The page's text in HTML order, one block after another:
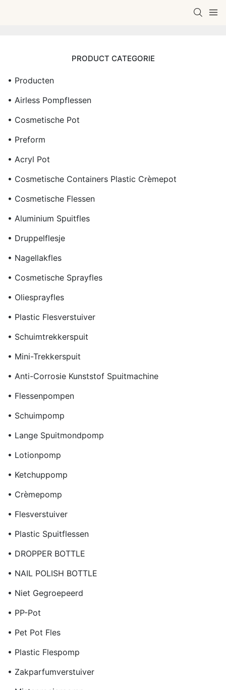
PRODUCT CATEGORIE
• Producten
• Airless Pompflessen
• Cosmetische Pot
• Preform
• Acryl Pot
• Cosmetische Containers Plastic Crèmepot
• Cosmetische Flessen
• Aluminium Spuitfles
• Druppelflesje
• Nagellakfles
• Cosmetische Sprayfles
• Oliesprayfles
• Plastic Flesverstuiver
• Schuimtrekkerspuit
• Mini-Trekkerspuit
• Anti-Corrosie Kunststof Spuitmachine
• Flessenpompen
• Schuimpomp
• Lange Spuitmondpomp
• Lotionpomp
• Ketchuppomp
• Crèmepomp
• Flesverstuiver
• Plastic Spuitflessen
• DROPPER BOTTLE
• NAIL POLISH BOTTLE
• Niet Gegroepeerd
• PP-Pot
• Pet Pot Fles
• Plastic Flespomp
• Zakparfumverstuiver